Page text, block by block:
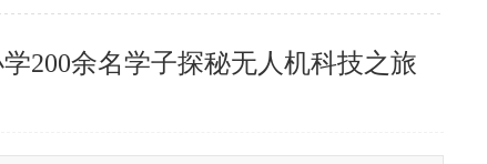
200余名学子探秘无人机科技之旅